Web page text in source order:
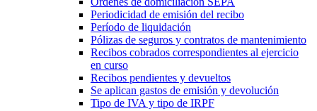
Periodicidad de emisión del recibo
Período de liquidación
Pólizas de seguros y contratos de mantenimiento
Recibos cobrados correspondientes al ejercicio
en curso
Recibos pendientes y devueltos
Se aplican gastos de emisión y devolución
Tipo de IVA y tipo de IRPF